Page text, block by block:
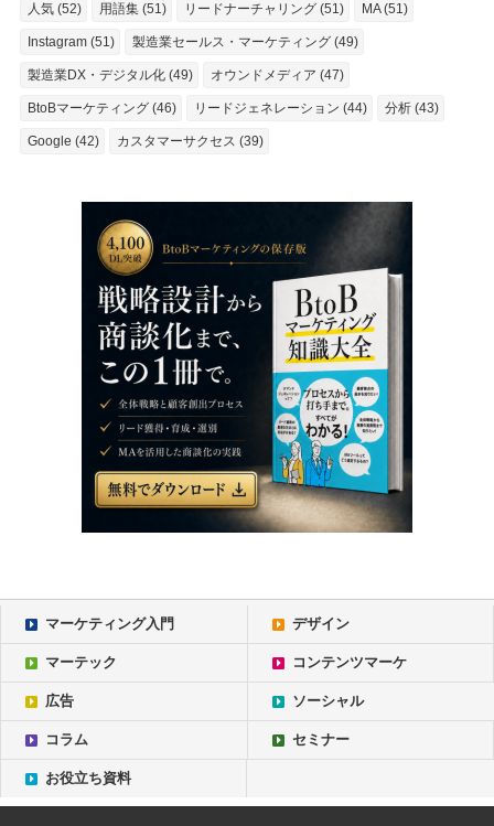
人気 (52) 用語集 (51) リードナーチャリング (51) MA (51)
Instagram (51) 製造業セールス・マーケティング (49)
製造業DX・デジタル化 (49) オウンドメディア (47)
BtoBマーケティング (46) リードジェネレーション (44) 分析 (43)
Google (42) カスタマーサクセス (39)
マーケティング入門 デザイン
マーテック コンテンツマーケ
広告 ソーシャル
コラム セミナー
お役立ち資料